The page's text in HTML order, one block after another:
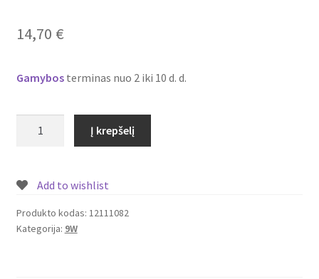
Plastikai
14,70 €
Gamybosterminas nuo 2 iki 10 d. d.
LED
šviestuvas
su
Į krepšelį
Add to wishlist
Produkto kodas: 12111082
Kategorija: 9W